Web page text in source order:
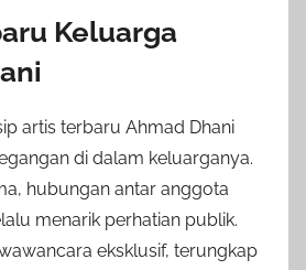
Keluarga
artis terbaru Ahmad Dhani
di dalam keluarganya.
hubungan antar anggota
menarik perhatian publik.
eksklusif, terungkap